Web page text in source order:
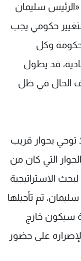
سليمان
حكومي يجب
وكل
قد يطول
و5 أشهر، فكيف الحال في ظل
توحي بحوار قريب
التي كان من
الثاني لبحث الاستراتيجية
تم تأجيلها
سيكون خارج
على حضور